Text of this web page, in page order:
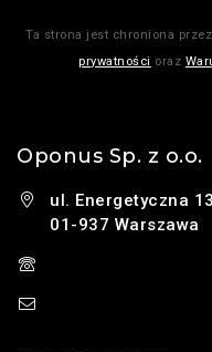
Ta strona jest chroniona
prywatności oraz
Oponus Sp. z o.o.
ul. Energetyczna 13
01-937 Warszawa